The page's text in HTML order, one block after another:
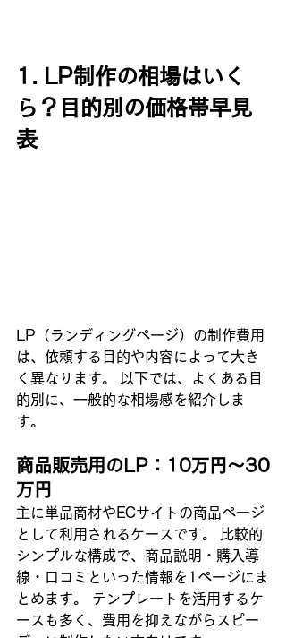
1. LP制作の相場はいく
ら？目的別の価格帯早見
表
LP（ランディングページ）の制作費用
は、依頼する目的や内容によって大き
く異なります。 以下では、よくある目
的別に、一般的な相場感を紹介しま
す。
商品販売用のLP：10万円〜30
万円
主に単品商材やECサイトの商品ページ
として利用されるケースです。 比較的
シンプルな構成で、商品説明・購入導
線・口コミといった情報を1ページにま
とめます。 テンプレートを活用するケ
ースも多く、費用を抑えながらスピー